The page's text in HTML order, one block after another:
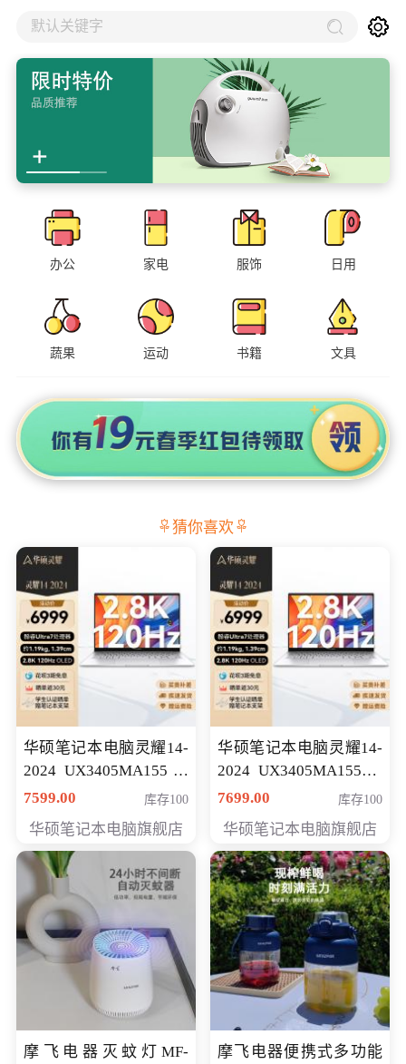
默认关键字
办公 家电 服饰 日用
蔬果 运动 书籍 文具
猜你喜欢
华硕笔记本电脑灵耀14-
2024 UX3405MA155冰
川银 oled 智慧轻薄本 会
7599.00 库存100
华硕笔记本电脑旗舰店
华硕笔记本电脑灵耀14-
2024 UX3405MA155夜
空蓝 oled 智慧轻薄本 会
7699.00 库存100
华硕笔记本电脑旗舰店
摩飞电器灭蚊灯MF-
摩飞电器便携式多功能